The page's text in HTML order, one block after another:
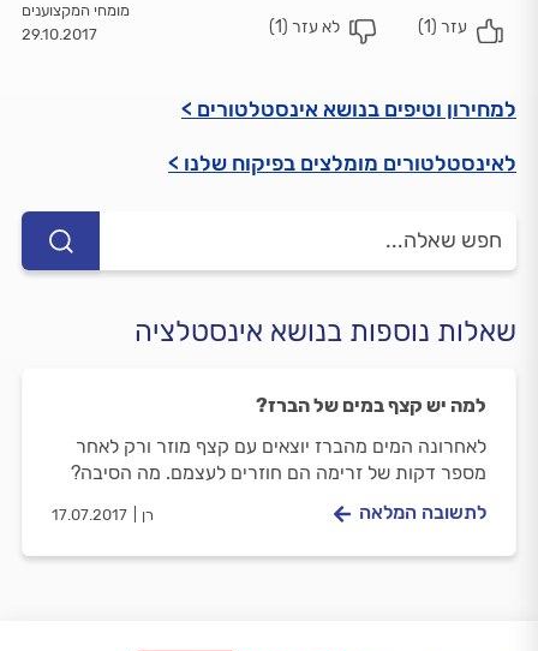
1
)
1
)
מומחי המקצוענים
29.10.2017
למחירון וטיפים בנושא אינסטלטורים >
לאינסטלטורים מומלצים בפיקוח שלנו >
שאלות נוספות בנושא אינסטלציה
למה יש קצף במים של הברז?
לאחרונה המים מהברז יוצאים עם קצף מוזר ורק לאחר
מספר דקות של זרימה הם חוזרים לעצמם. מה הסיבה?
רן 17.07.2017 לתשובה המלאה